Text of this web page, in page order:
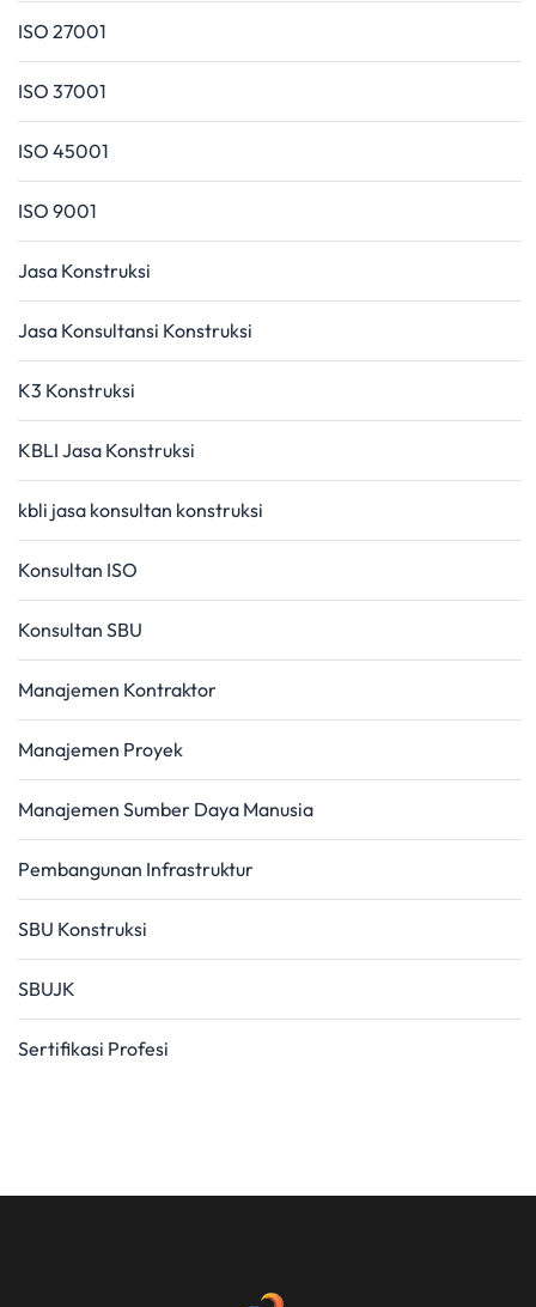
ISO 27001
ISO 37001
ISO 45001
ISO 9001
Jasa Konstruksi
Jasa Konsultansi Konstruksi
K3 Konstruksi
KBLI Jasa Konstruksi
kbli jasa konsultan konstruksi
Konsultan ISO
Konsultan SBU
Manajemen Kontraktor
Manajemen Proyek
Manajemen Sumber Daya Manusia
Pembangunan Infrastruktur
SBU Konstruksi
SBUJK
Sertifikasi Profesi